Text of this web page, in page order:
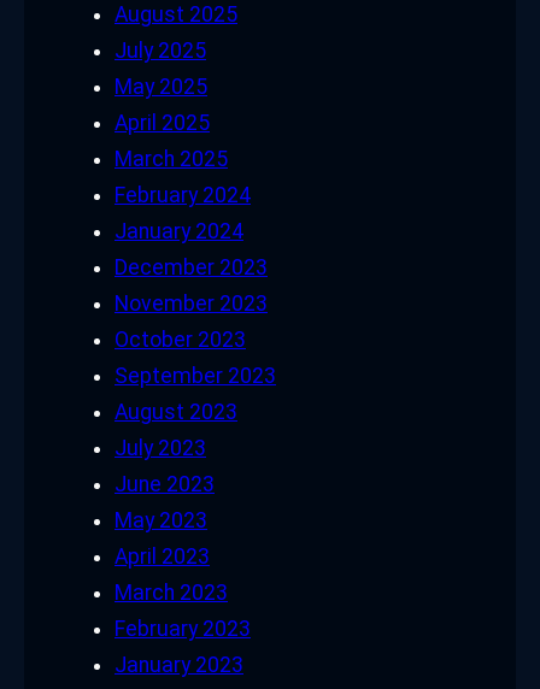
August 2025
July 2025
May 2025
April 2025
March 2025
February 2024
January 2024
December 2023
November 2023
October 2023
September 2023
August 2023
July 2023
June 2023
May 2023
April 2023
March 2023
February 2023
January 2023